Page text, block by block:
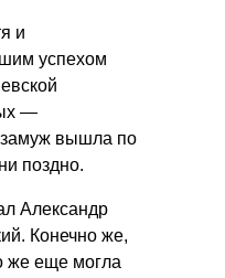
и
успехом
—
замуж вышла по
поздно.
Александр
Конечно же,
же еще могла